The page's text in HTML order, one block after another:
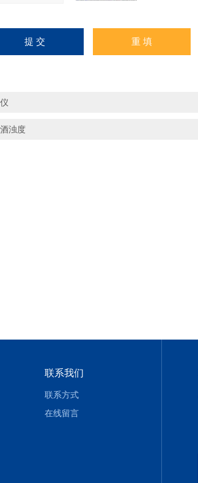
浊度
联系我们
联系方式
在线留言